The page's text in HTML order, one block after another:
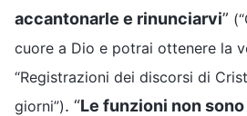
accantonarle e rinunciarvi”
cuore a Dio e potrai ottenere la
“Registrazioni dei discorsi di
giorni”). “Le funzioni non